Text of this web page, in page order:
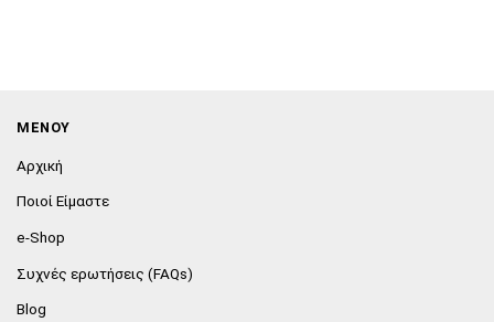
ΜΕΝΟΥ
Αρχική
Ποιοί Είμαστε
e-Shop
Συχνές ερωτήσεις (FAQs)
Blog